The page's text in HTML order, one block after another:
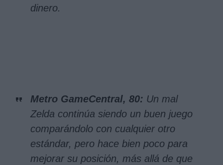
dinero.
Metro GameCentral, 80: Un mal
Zelda continúa siendo un buen juego
comparándolo con cualquier otro
estándar, pero hace bien poco para
mejorar su posición, más allá de que